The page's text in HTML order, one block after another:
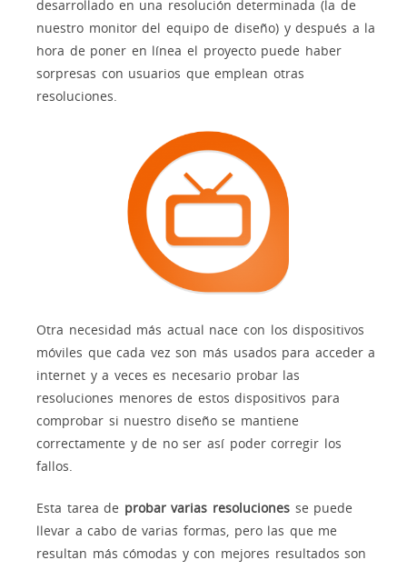
desarrollado en una resolución determinada (la de
nuestro monitor del equipo de diseño) y después a la
hora de poner en línea el proyecto puede haber
sorpresas con usuarios que emplean otras
resoluciones.
Otra necesidad más actual nace con los dispositivos
móviles que cada vez son más usados para acceder a
internet y a veces es necesario probar las
resoluciones menores de estos dispositivos para
comprobar si nuestro diseño se mantiene
correctamente y de no ser así poder corregir los
fallos.
Esta tarea de probar varias resoluciones se puede
llevar a cabo de varias formas, pero las que me
resultan más cómodas y con mejores resultados son